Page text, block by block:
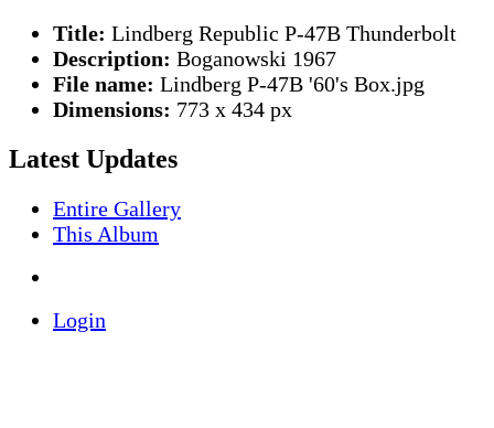
Title: Lindberg Republic P-47B Thunderbolt
Description: Boganowski 1967
File name: Lindberg P-47B '60's Box.jpg
Dimensions: 773 x 434 px
Latest Updates
Entire Gallery
This Album
Login